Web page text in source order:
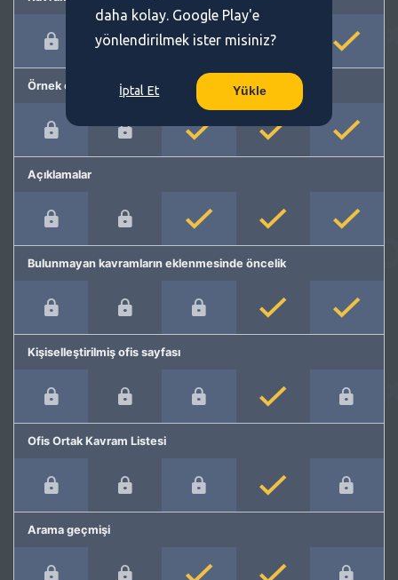
Örnek cümleler
Açıklamalar
Bulunmayan kavramların eklenmesinde öncelik
Kişiselleştirilmiş ofis sayfası
Ofis Ortak Kavram Listesi
Arama geçmişi
daha kolay. Google Play'e
yönlendirilmek ister misiniz?
İptal Et Yükle